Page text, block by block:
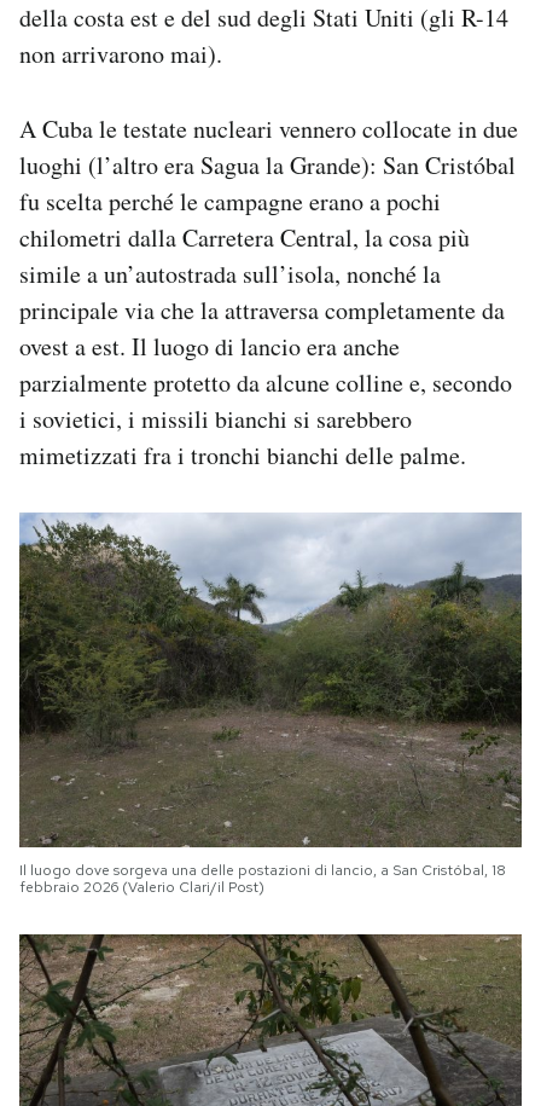
della costa est e del sud degli Stati Uniti (gli R-14
non arrivarono mai).
A Cuba le testate nucleari vennero collocate in due
luoghi (l’altro era Sagua la Grande): San Cristóbal
fu scelta perché le campagne erano a pochi
chilometri dalla Carretera Central, la cosa più
simile a un’autostrada sull’isola, nonché la
principale via che la attraversa completamente da
ovest a est. Il luogo di lancio era anche
parzialmente protetto da alcune colline e, secondo
i sovietici, i missili bianchi si sarebbero
mimetizzati fra i tronchi bianchi delle palme.
Il luogo dove sorgeva una delle postazioni di lancio, a San Cristóbal, 18
febbraio 2026 (Valerio Clari/il Post)